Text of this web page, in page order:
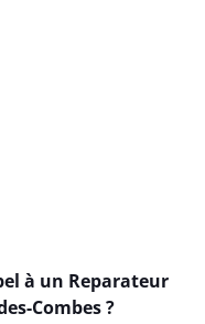
à un Reparateur
Combes ?